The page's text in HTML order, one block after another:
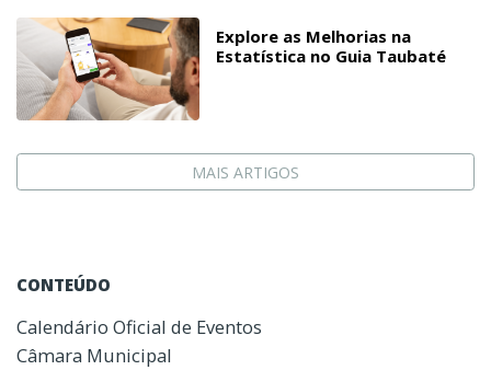
Explore as Melhorias na
Estatística no Guia Taubaté
MAIS ARTIGOS
CONTEÚDO
Calendário Oficial de Eventos
Câmara Municipal